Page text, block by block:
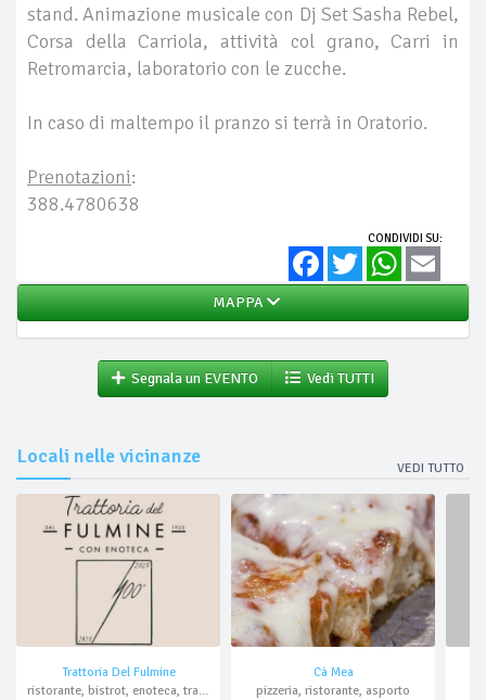
stand. Animazione musicale con Dj Set Sasha Rebel,
Corsa della Carriola, attività col grano, Carri in
Retromarcia, laboratorio con le zucche.
In caso di maltempo il pranzo si terrà in Oratorio.
Prenotazioni:
388.4780638
CONDIVIDI SU:
FacebookTwitter WhatsApp
MAPPA
Segnala un EVENTO Vedi TUTTI
Locali nelle vicinanze
VEDI TUTTO
Trattoria Del Fulmine
ristorante, bistrot, enoteca, trattoria
Cà Mea
pizzeria, ristorante, asporto